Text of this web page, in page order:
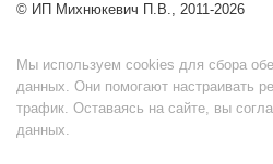
© ИП Михнюкевич П.В., 2011-2026
Мы используем cookies для сбора
данных. Они помогают настраивать
трафик. Оставаясь на сайте, вы
данных.